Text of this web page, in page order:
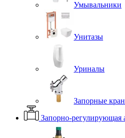
Умывальники
Унитазы
Уриналы
Запорные
Запорно-регулирующая